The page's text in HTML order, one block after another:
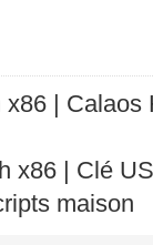
|
x86 | Clé
maison